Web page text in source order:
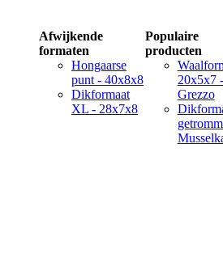
Afwijkende
formaten
Hongaarse
punt - 40x8x8
Dikformaat
XL - 28x7x8
Populaire
producten
20x5x7 -
Grezzo